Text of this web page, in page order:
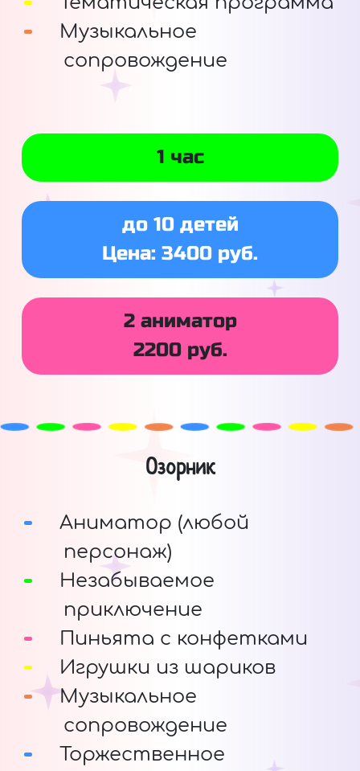
Музыкальное
сопровождение
1 час
до 10 детей
Цена: 3400 руб.
2 аниматор
2200 руб.
Озорник
Аниматор (любой
персонаж)
Незабываемое
приключение
Пиньята с конфетками
Игрушки из шариков
Музыкальное
сопровождение
Торжественное